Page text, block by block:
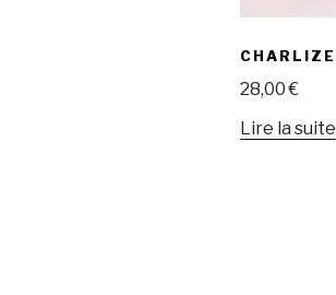
CHARLIZE
28,00€
Lire la suite